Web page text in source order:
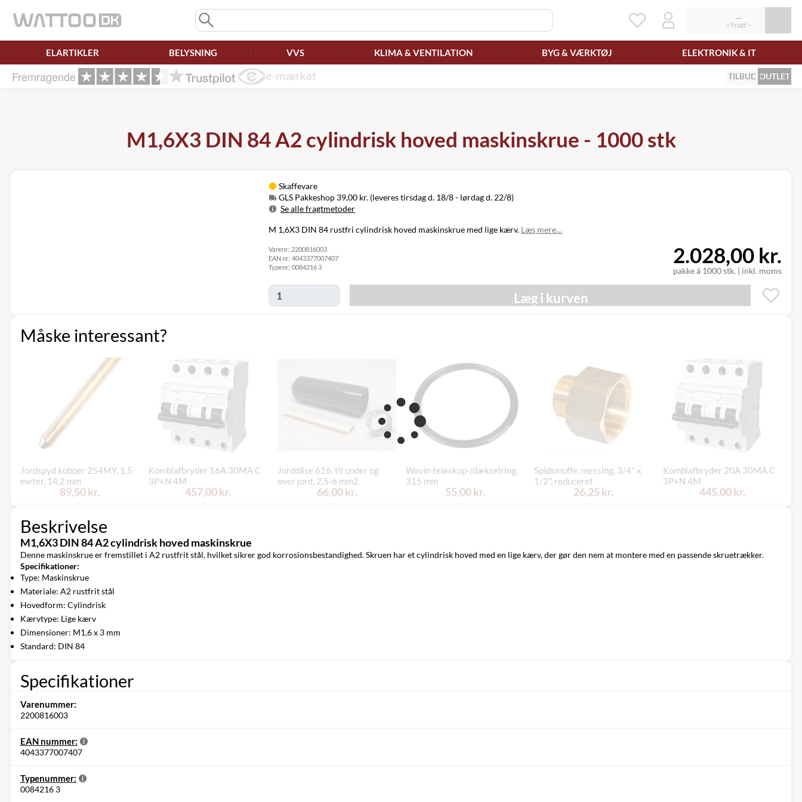
ELARTIKLER BELYSNING VVS KLIMA & VENTILATION BYG & VÆRKTØJ ELEKTRONIK & IT
Fremragende TILBUD OUTLET
M1,6X3 DIN 84 A2 cylindrisk hoved maskinskrue - 1000 stk
Skaffevare
GLS Pakkeshop 39,00 kr. (leveres tirsdag d. 18/8 - lørdag d. 22/8)
Se alle fragtmetoder
Metode
Pris
Leveres
GLS
mandag d. 24/8
GLS Erhverv 49,00 kr.
-
M 1,6X3 DIN 84 rustfri cylindrisk hoved maskinskrue med lige kærv. Læs mere…
Varenr.: 2200816003
EAN nr.: 4043377007407
Typenr.: 0084216 3 pakke á 1000 stk. | inkl. moms
2.028,00 kr.
Læg i kurven
Måske interessant?
Jordspyd kobber 254MY, 1,5
meter, 14,2 mm
89,50 kr.
Kombiafbryder 16A 30MA C
3P+N 4M
457,00 kr.
Jorddåse 616, til under og
over jord, 2,5-6 mm2
66,00 kr.
Wavin teleskop-/dækselring,
315 mm
55,00 kr.
Spidsmuffe, messing, 3/4" x
1/2", reduceret
26,25 kr.
Kombiafbryder 20A 30MA C
3P+N 4M
445,00 kr.
Beskrivelse
M1,6X3 DIN 84 A2 cylindrisk hoved maskinskrue
Denne maskinskrue er fremstillet i A2 rustfrit stål, hvilket sikrer god korrosionsbestandighed. Skruen har et cylindrisk hoved med en lige kærv, der gør den nem at montere med en passende skruetrækker.
Specifikationer:
Type: Maskinskrue
Materiale: A2 rustfrit stål
Hovedform: Cylindrisk
Kærvtype: Lige kærv
Dimensioner: M1,6 x 3 mm
Standard: DIN 84
Specifikationer
Varenummer:
2200816003
EAN nummer:
4043377007407
Typenummer:
0084216 3
Ret samtykke!